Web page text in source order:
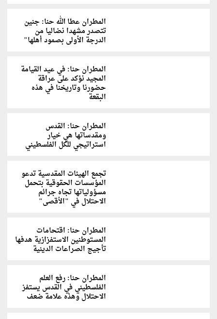
المطران عطا الله حنا: جنين
تتصدر مشهدا نضاليا من
الدرجة الأولى بصمود أهلها"
المطران حنا: في عيد القيامة
المجيد نؤكد على عراقة
حضورنا وتاريخنا في هذه
البقعة
المطران حنا: القدس
ومقدساتها هي خيار
استراتيجي للكل الفلسطيني
تجمع الهيئات المقدسية تدعو
المؤسسات الحقوقية بتحمل
مسؤولياتها تجاه جرائم
الاحتلال في "الأقصى"
المطران حنا: اقتحامات
المستوطنين الاستفزازية هدفها
تأجيج الصراعات الدينية
المطران حنا: رفع العلم
الفلسطيني في القدس يستفز
الاحتلال وهذه علامة ضعف